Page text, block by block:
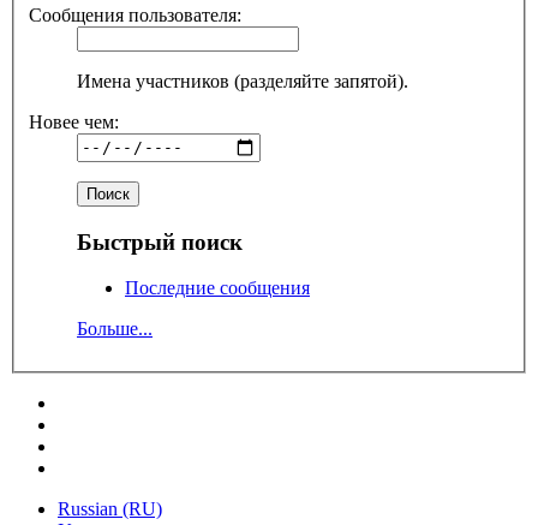
Сообщения пользователя:
Имена участников (разделяйте запятой).
Новее чем:
Быстрый поиск
Последние сообщения
Больше...
Russian (RU)